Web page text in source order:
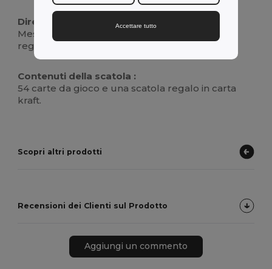
Direzioni per l'uso :
Mescolate e distribuite le carte secondo le
regole del gioco prescelto.
Contenuti della scatola :
54 carte da gioco e una scatola regalo in carta
kraft.
Scopri altri prodotti
Recensioni dei Clienti sul Prodotto
Aggiungi un commento
Accettare tutto